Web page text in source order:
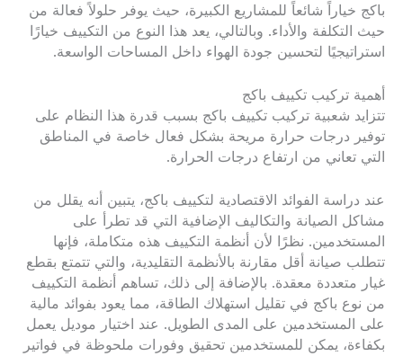
باكج خياراً شائعاً للمشاريع الكبيرة، حيث يوفر حلولاً فعالة من
حيث التكلفة والأداء. وبالتالي، يعد هذا النوع من التكييف خيارًا
استراتيجيًا لتحسين جودة الهواء داخل المساحات الواسعة.
أهمية تركيب تكييف باكج
تتزايد شعبية تركيب تكييف باكج بسبب قدرة هذا النظام على
توفير درجات حرارة مريحة بشكل فعال خاصة في المناطق
التي تعاني من ارتفاع درجات الحرارة.
عند دراسة الفوائد الاقتصادية لتكييف باكج، يتبين أنه يقلل من
مشاكل الصيانة والتكاليف الإضافية التي قد تطرأ على
المستخدمين. نظرًا لأن أنظمة التكييف هذه متكاملة، فإنها
تتطلب صيانة أقل مقارنة بالأنظمة التقليدية، والتي تتمتع بقطع
غيار متعددة معقدة. بالإضافة إلى ذلك، تساهم أنظمة التكييف
من نوع باكج في تقليل استهلاك الطاقة، مما يعود بفوائد مالية
على المستخدمين على المدى الطويل. عند اختيار موديل يعمل
بكفاءة، يمكن للمستخدمين تحقيق وفورات ملحوظة في فواتير